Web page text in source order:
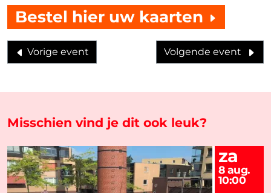
Bestel hier uw kaarten
Vorige event Volgende event
Misschien vind je dit ook leuk?
za
8 aug.
10:00